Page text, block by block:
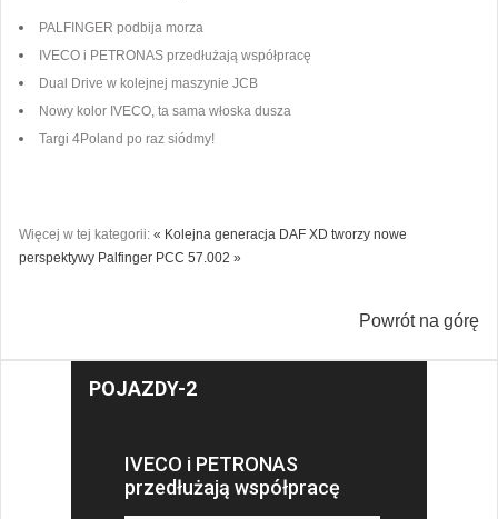
PALFINGER podbija morza
IVECO i PETRONAS przedłużają współpracę
Dual Drive w kolejnej maszynie JCB
Nowy kolor IVECO, ta sama włoska dusza
Targi 4Poland po raz siódmy!
Więcej w tej kategorii: « Kolejna generacja DAF XD tworzy nowe
perspektywy Palfinger PCC 57.002 »
Powrót na górę
POJAZDY-2
IVECO i PETRONAS
przedłużają współpracę